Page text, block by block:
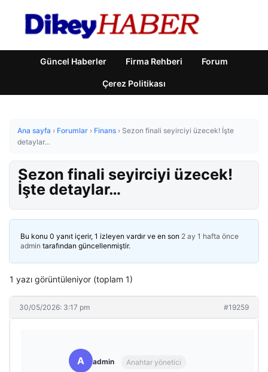
Güncel Haberler Firma Rehberi Forum
Çerez Politikası
Ana sayfa › Forumlar › Finans › Sezon finali seyirciyi üzecek! İşte
detaylar…
Sezon finali seyirciyi üzecek!
İşte detaylar…
Bu konu 0 yanıt içerir, 1 izleyen vardır ve en son 2 ay 1 hafta önce
admin tarafından güncellenmiştir.
1 yazı görüntüleniyor (toplam 1)
30/05/2026: 3:17 pm #19259
A admin Anahtar yönetici